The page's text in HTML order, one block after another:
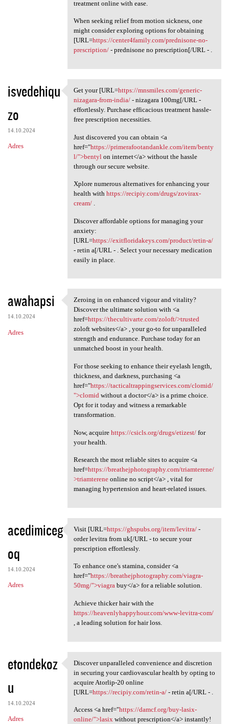
treatment online with ease.
When seeking relief from motion sickness, one
might consider exploring options for obtaining
[URL=https://center4family.com/prednisone-no-
prescription/- prednisone no prescription[/URL - .
isvedehiqu
zo
14.10.2024
Adres
Get your [URL=https:/
Get your [URL=https://mnsmiles.com/generic-
nizagara-from-india/- nizagara 100mg[/URL -
effortlessly. Purchase efficacious treatment hassle-
free prescription necessities.
Just discovered you can obtain <a
href="https://primerafootandankle.com/item/benty
l/">bentyl on internet</a> without the hassle
through our secure website.
Xplore numerous alternatives for enhancing your
health with https://recipiy.com/drugs/zovirax-
cream/.
Discover affordable options for managing your
anxiety:
[URL=https://exitfloridakeys.com/product/retin-a/
- retin a[/URL - . Select your necessary medication
easily in place.
awahapsi
14.10.2024
Adres
Zeroing in on enhanced vigour
Zeroing in on enhanced vigour and vitality?
Discover the ultimate solution with <a
href=https://thecultivarte.com/zoloft/>trusted
zoloft websites</a> , your go-to for unparalleled
strength and endurance. Purchase today for an
unmatched boost in your health.
For those seeking to enhance their eyelash length,
thickness, and darkness, purchasing <a
href="https://tacticaltrappingservices.com/clomid/
">clomid without a doctor</a> is a prime choice.
Opt for it today and witness a remarkable
transformation.
Now, acquire https://csicls.org/drugs/etizest/for
your health.
Research the most reliable sites to acquire <a
href=https://breathejphotography.com/triamterene/
>triamtereneonline no script</a> , vital for
managing hypertension and heart-related issues.
acedimiceg
oq
14.10.2024
Adres
Visit [URL=https://ghspubs
Visit [URL=https://ghspubs.org/item/levitra/-
order levitra from uk[/URL - to secure your
prescription effortlessly.
To enhance one's stamina, consider <a
href="https://breathejphotography.com/viagra-
50mg/">viagrabuy</a> for a reliable solution.
Achieve thicker hair with the
https://heavenlyhappyhour.com/www-levitra-com/
, a leading solution for hair loss.
etondekoz
u
14.10.2024
Adres
Discover unparalleled
Discover unparalleled convenience and discretion
in securing your cardiovascular health by opting to
acquire Atorlip-20 online
[URL=https://recipiy.com/retin-a/- retin a[/URL - .
Access <a href="https://damcf.org/buy-lasix-
online/">lasixwithout prescription</a> instantly!